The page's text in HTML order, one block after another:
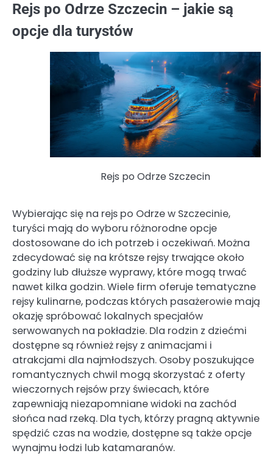
Rejs po Odrze Szczecin – jakie są
opcje dla turystów
Rejs po Odrze Szczecin
Wybierając się na rejs po Odrze w Szczecinie,
turyści mają do wyboru różnorodne opcje
dostosowane do ich potrzeb i oczekiwań. Można
zdecydować się na krótsze rejsy trwające około
godziny lub dłuższe wyprawy, które mogą trwać
nawet kilka godzin. Wiele firm oferuje tematyczne
rejsy kulinarne, podczas których pasażerowie mają
okazję spróbować lokalnych specjałów
serwowanych na pokładzie. Dla rodzin z dziećmi
dostępne są również rejsy z animacjami i
atrakcjami dla najmłodszych. Osoby poszukujące
romantycznych chwil mogą skorzystać z oferty
wieczornych rejsów przy świecach, które
zapewniają niezapomniane widoki na zachód
słońca nad rzeką. Dla tych, którzy pragną aktywnie
spędzić czas na wodzie, dostępne są także opcje
wynajmu łodzi lub katamaranów.